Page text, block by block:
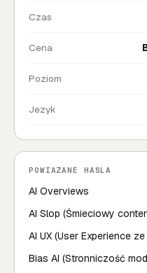
Czas
Cena
Poziom
Jezyk
POWIAZANE HASLA
AI Overviews
AI Slop (Śmieciowy
AI UX (User Experience
Bias AI (Stronniczość